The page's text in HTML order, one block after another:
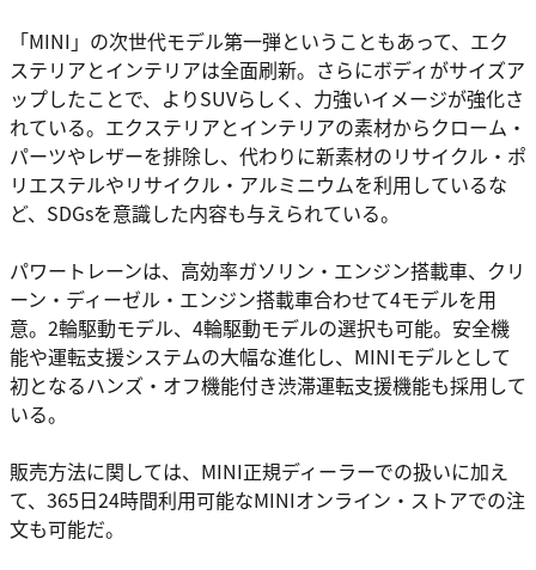
「MINI」の次世代モデル第一弾ということもあって、エク
ステリアとインテリアは全面刷新。さらにボディがサイズア
ップしたことで、よりSUVらしく、力強いイメージが強化さ
れている。エクステリアとインテリアの素材からクローム・
パーツやレザーを排除し、代わりに新素材のリサイクル・ポ
リエステルやリサイクル・アルミニウムを利用しているな
ど、SDGsを意識した内容も与えられている。
パワートレーンは、高効率ガソリン・エンジン搭載車、クリ
ーン・ディーゼル・エンジン搭載車合わせて4モデルを用
意。2輪駆動モデル、4輪駆動モデルの選択も可能。安全機
能や運転支援システムの大幅な進化し、MINIモデルとして
初となるハンズ・オフ機能付き渋滞運転支援機能も採用して
いる。
販売方法に関しては、MINI正規ディーラーでの扱いに加え
て、365日24時間利用可能なMINIオンライン・ストアでの注
文も可能だ。